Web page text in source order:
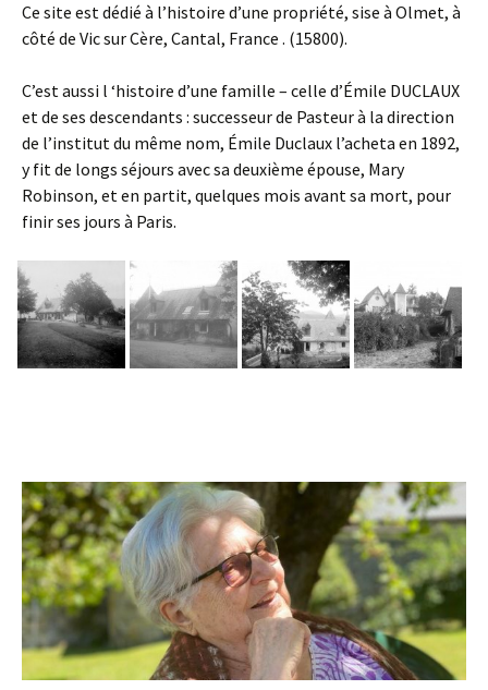
Ce site est dédié à l’histoire d’une propriété, sise à Olmet, à
côté de Vic sur Cère, Cantal, France . (15800).
C’est aussi l ‘histoire d’une famille – celle d’Émile DUCLAUX
et de ses descendants : successeur de Pasteur à la direction
de l’institut du même nom, Émile Duclaux l’acheta en 1892,
y fit de longs séjours avec sa deuxième épouse, Mary
Robinson, et en partit, quelques mois avant sa mort, pour
finir ses jours à Paris.